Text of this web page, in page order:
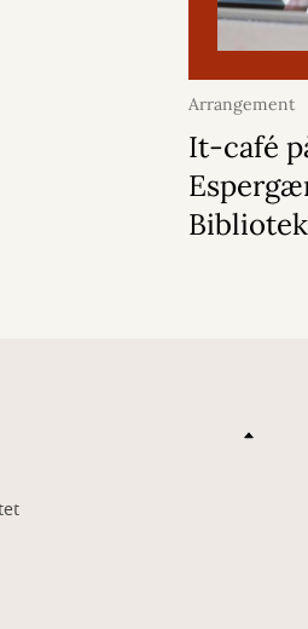
Arrangement
2026
It-café
Bibliotek